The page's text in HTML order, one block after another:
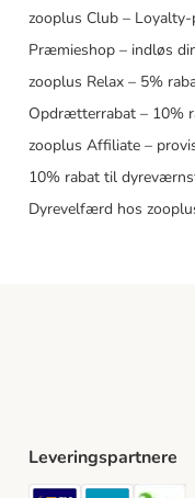
zooplus Club –
Præmieshop – indløs
zooplus Relax – 5%
Opdrætterrabat – 10%
zooplus Affiliate –
10% rabat til
Dyrevelfærd hos
Leveringspartnere